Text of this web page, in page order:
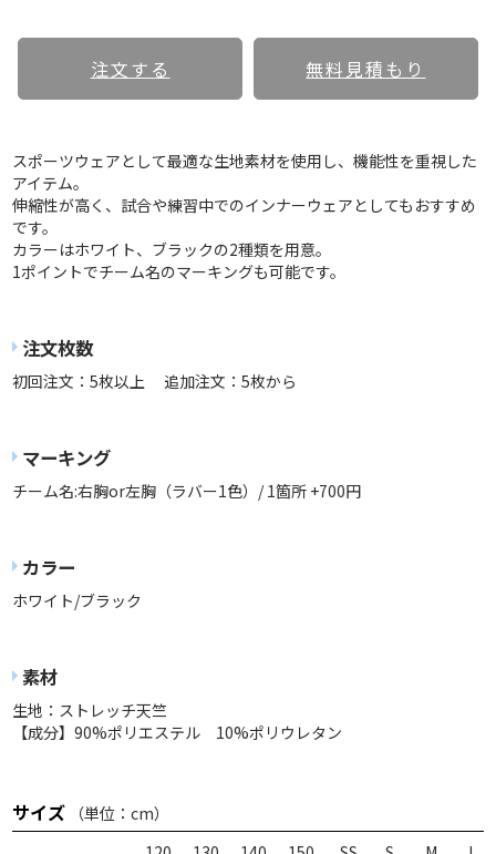
注文する 無料見積もり
スポーツウェアとして最適な生地素材を使用し、機能性を重視した
アイテム。
伸縮性が高く、試合や練習中でのインナーウェアとしてもおすすめ
です。
カラーはホワイト、ブラックの2種類を用意。
1ポイントでチーム名のマーキングも可能です。
注文枚数
初回注文：5枚以上 追加注文：5枚から
マーキング
チーム名:右胸or左胸（ラバー1色）/ 1箇所 +700円
カラー
ホワイト/ブラック
素材
生地：ストレッチ天竺
【成分】90%ポリエステル 10%ポリウレタン
サイズ （単位：cm）